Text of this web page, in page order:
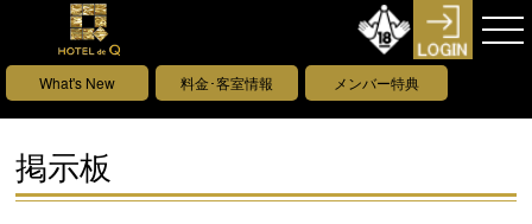
What's New 料金･客室情報 メンバー特典
掲示板